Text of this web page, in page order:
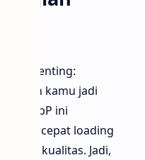
tapi penting:
kamu jadi
WebP ini
loading
kualitas. Jadi,